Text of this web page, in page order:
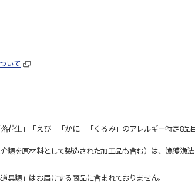
いて
花生」「えび」「かに」「くるみ」のアレルギー特定8品
を原材料として製造された加工品も含む）は、漁獲漁
類」はお届けする商品に含まれておりません。